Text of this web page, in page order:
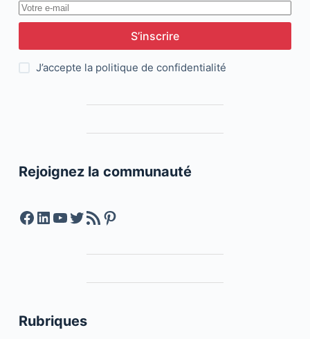
S’inscrire
J’accepte la politique de confidentialité
Rejoignez la communauté
Facebook
LinkedIn
YouTube
Twitter
Feed RSSPinterest
Rubriques